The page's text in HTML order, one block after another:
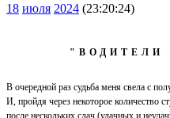
18 июля 2024 (23:20:24)
"ВОДИТЕЛИ
В очередной раз судьба меня свела с
И, пройдя через некоторое количество
после нескольких сдач (удачных и